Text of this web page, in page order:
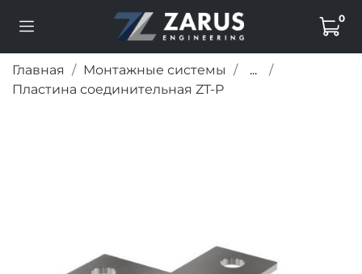
0
Главная Монтажные системы
...
Пластина соединительная ZT-P